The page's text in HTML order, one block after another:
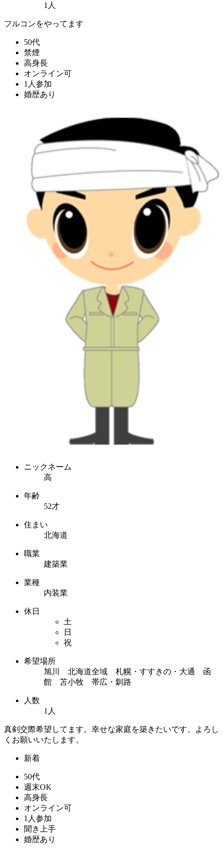
1人
フルコンをやってます
50代
禁煙
高身長
オンライン可
1人参加
婚歴あり
ニックネーム
高
年齢
52才
住まい
北海道
職業
建築業
業種
内装業
休日
土
日
祝
希望場所
旭川 北海道全域 札幌・すすきの・大通 函
館 苫小牧 帯広・釧路
人数
1人
真剣交際希望してます。幸せな家庭を築きたいです。よろし
くお願いいたします。
新着
50代
週末OK
高身長
オンライン可
1人参加
聞き上手
婚歴あり